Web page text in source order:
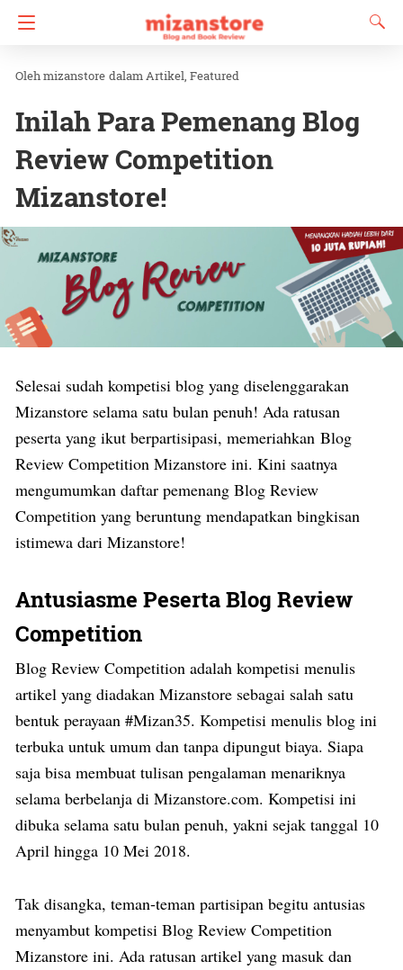
mizanstore dalamArtikel Featured
Inilah Para Pemenang Blog
Review Competition
Mizanstore!
Selesai sudah kompetisi blog yang diselenggarakan
Mizanstore selama satu bulan penuh! Ada ratusan
peserta yang ikut berpartisipasi, memeriahkan Blog
Review Competition Mizanstore ini. Kini saatnya
mengumumkan daftar pemenang Blog Review
Competition yang beruntung mendapatkan bingkisan
istimewa dari Mizanstore!
Antusiasme Peserta Blog Review
Competition
Blog Review Competition adalah kompetisi menulis
artikel yang diadakan Mizanstore sebagai salah satu
bentuk perayaan #Mizan35. Kompetisi menulis blog ini
terbuka untuk umum dan tanpa dipungut biaya. Siapa
saja bisa membuat tulisan pengalaman menariknya
selama berbelanja di Mizanstore.com. Kompetisi ini
dibuka selama satu bulan penuh, yakni sejak tanggal 10
April hingga 10 Mei 2018.
Tak disangka, teman-teman partisipan begitu antusias
menyambut kompetisi Blog Review Competition
Mizanstore ini. Ada ratusan artikel yang masuk dan